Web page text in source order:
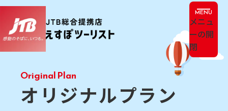
メニュ
ーの開
閉
オリジナルプラン